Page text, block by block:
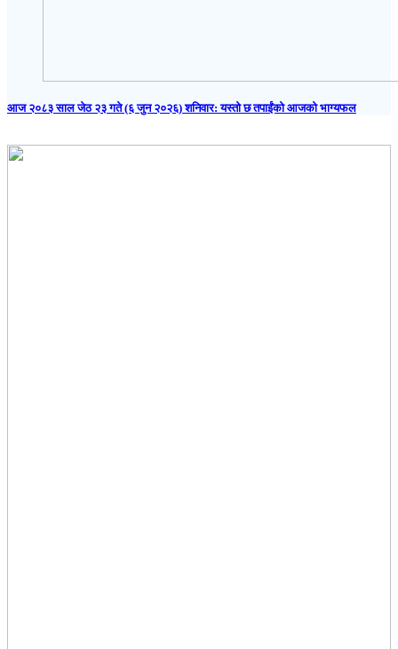
आज २०८३ साल जेठ २३ गते (६ जुन २०२६) शनिवार: यस्तो छ तपाईंको आजको भाग्यफल